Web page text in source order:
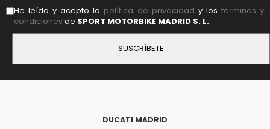
He leído y acepto la política de privacidad y lostérminos y
condiciones de SPORT MOTORBIKE MADRID S. L..
DUCATI MADRID